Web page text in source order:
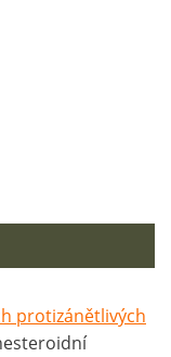
protizánětlivých